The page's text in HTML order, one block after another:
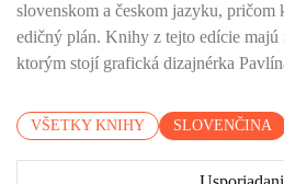
slovenskom a českom jazyku, pričom
edičný plán. Knihy z tejto edície majú
ktorým stojí grafická dizajnérka
VŠETKY KNIHY SLOVENČINA